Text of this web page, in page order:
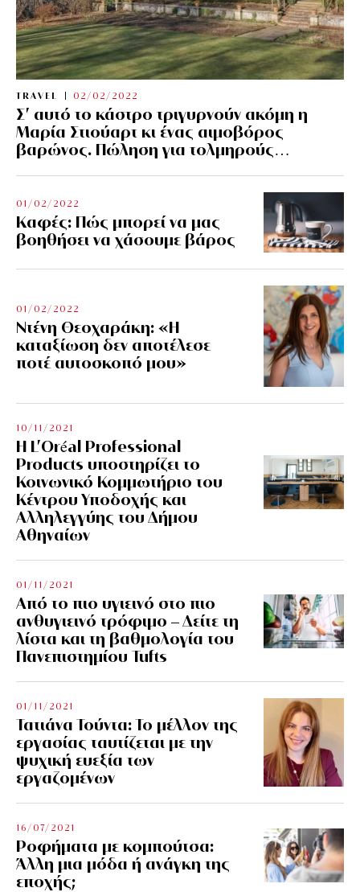
TRAVEL 02/02/2022
Σ’ αυτό το κάστρο τριγυρνούν ακόμη η
Μαρία Στιούαρτ κι ένας αιμοβόρος
βαρώνος. Πώληση για τολμηρούς…
01/02/2022
Kαφές: Πώς μπορεί να μας
βοηθήσει να χάσουμε βάρος
01/02/2022
Ντένη Θεοχαράκη: «Η
καταξίωση δεν αποτέλεσε
ποτέ αυτοσκοπό μου»
10/11/2021
Η L’Οréal Professional
Products υποστηρίζει το
Κοινωνικό Κομμωτήριο του
Κέντρου Υποδοχής και
Αλληλεγγύης του Δήμου
Αθηναίων
01/11/2021
Από το πιο υγιεινό στο πιο
ανθυγιεινό τρόφιμο – Δείτε τη
λίστα και τη βαθμολογία του
Πανεπιστημίου Tufts
01/11/2021
Τατιάνα Τούντα: Το μέλλον της
εργασίας ταυτίζεται με την
ψυχική ευεξία των
εργαζομένων
16/07/2021
Ροφήματα με κομπούτσα:
Άλλη μια μόδα ή ανάγκη της
εποχής;